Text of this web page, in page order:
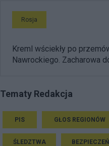
Rosja
Kreml wściekły po
Nawrockiego. Zacharowa
Tematy Redakcja
PIS GŁOS REGIONÓW
ŚLEDZTWA